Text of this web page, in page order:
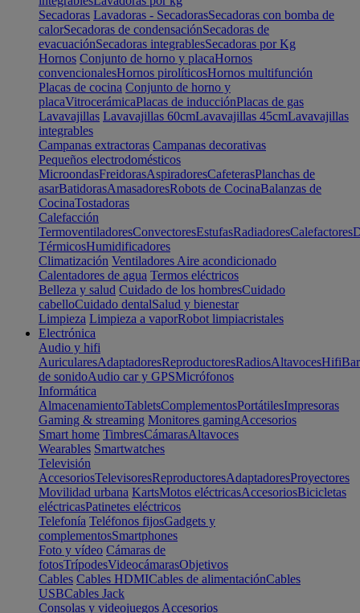
Secadoras Lavadoras - SecadorasSecadoras con bomba de
calorSecadoras de condensaciónSecadoras de
evacuaciónSecadoras integrablesSecadoras por Kg
Hornos Conjunto de horno y placaHornos
convencionalesHornos pirolíticosHornos multifunción
Placas de cocina Conjunto de horno y
placaVitrocerámicaPlacas de inducciónPlacas de gas
Lavavajillas Lavavajillas 60cmLavavajillas 45cmLavavajillas
integrables
Campanas extractoras Campanas decorativas
Pequeños electrodomésticos
MicroondasFreidorasAspiradoresCafeterasPlanchas de
asarBatidorasAmasadoresRobots de CocinaBalanzas de
CocinaTostadoras
Calefacción
TermoventiladoresConvectoresEstufasRadiadoresCalefactores
TérmicosHumidificadores
Climatización Ventiladores Aire acondicionado
Calentadores de agua Termos eléctricos
Belleza y salud Cuidado de los hombresCuidado
cabelloCuidado dentalSalud y bienestar
Limpieza Limpieza a vaporRobot limpiacristales
Electrónica
Audio y hifi
AuricularesAdaptadoresReproductoresRadiosAltavocesHifi
de sonidoAudio car y GPSMicrófonos
Informática
AlmacenamientoTabletsComplementosPortátilesImpresoras
Gaming & streaming Monitores gamingAccesorios
Smart home TimbresCámarasAltavoces
Wearables Smartwatches
Televisión
AccesoriosTelevisoresReproductoresAdaptadoresProyectores
Movilidad urbana KartsMotos eléctricasAccesoriosBicicletas
eléctricasPatinetes eléctricos
Telefonía Teléfonos fijosGadgets y
complementosSmartphones
Foto y vídeo Cámaras de
fotosTrípodesVideocámarasObjetivos
Cables Cables HDMICables de alimentaciónCables
USBCables Jack
Consolas y videojuegos Accesorios